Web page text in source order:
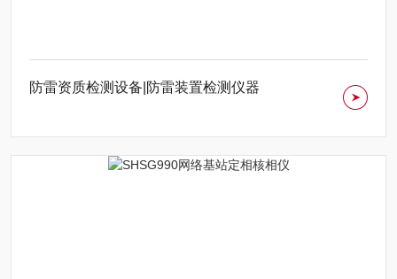
防雷资质检测设备|防雷装置检测仪器